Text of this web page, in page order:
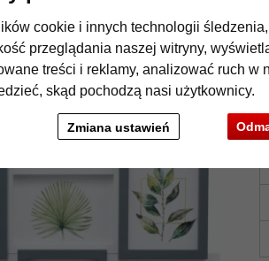
cookie i innych technologii
przeglądania naszej witryny,
treści i reklamy, analizować ruch w
skąd pochodzą nasi użytkownicy.
Zmiana ustawień
kolaż - na 6 zdjęć